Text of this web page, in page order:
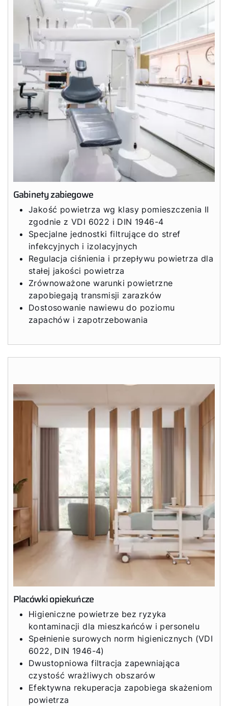
Gabinety zabiegowe
Jakość powietrza wg klasy pomieszczenia II
zgodnie z VDI 6022 i DIN 1946-4
Specjalne jednostki filtrujące do stref
infekcyjnych i izolacyjnych
Regulacja ciśnienia i przepływu powietrza dla
stałej jakości powietrza
Zrównoważone warunki powietrzne
zapobiegają transmisji zarazków
Dostosowanie nawiewu do poziomu
zapachów i zapotrzebowania
Placówki opiekuńcze
Higieniczne powietrze bez ryzyka
kontaminacji dla mieszkańców i personelu
Spełnienie surowych norm higienicznych (VDI
6022, DIN 1946-4)
Dwustopniowa filtracja zapewniająca
czystość wrażliwych obszarów
Efektywna rekuperacja zapobiega skażeniom
powietrza